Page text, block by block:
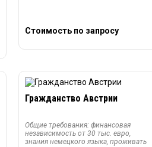
Стоимость по запросу
Гражданство Австрии
Общие требования: финансовая
независимость от 30 тыс. евро,
знания немецкого языка, проживать